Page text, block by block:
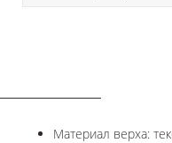
Материал верха: